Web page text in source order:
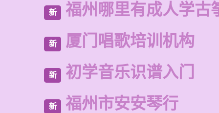
新 福州哪里有成人学古
新 厦门唱歌培训机构
新 初学音乐识谱入门
新 福州市安安琴行